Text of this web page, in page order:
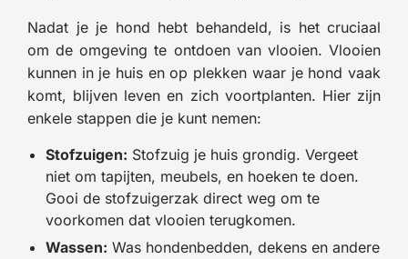
Nadat je je hond hebt behandeld, is het cruciaal
om de omgeving te ontdoen van vlooien. Vlooien
kunnen in je huis en op plekken waar je hond vaak
komt, blijven leven en zich voortplanten. Hier zijn
enkele stappen die je kunt nemen:
Stofzuigen: Stofzuig je huis grondig. Vergeet
niet om tapijten, meubels, en hoeken te doen.
Gooi de stofzuigerzak direct weg om te
voorkomen dat vlooien terugkomen.
Wassen: Was hondenbedden, dekens en andere